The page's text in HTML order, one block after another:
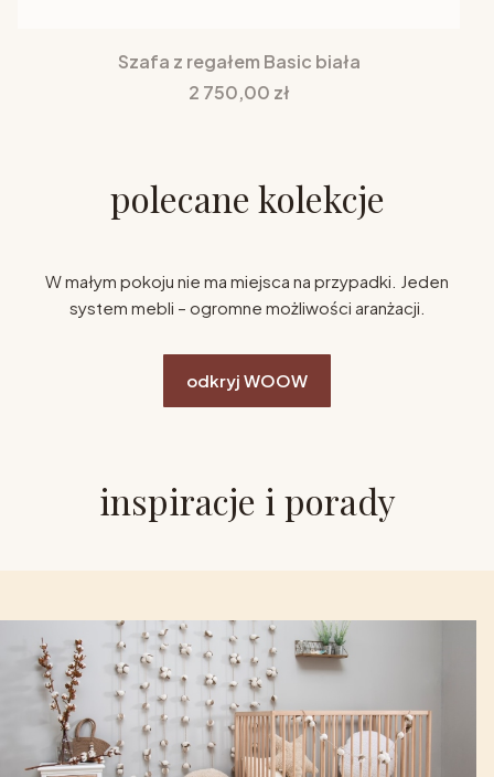
Szafa z regałem Basic biała
Cena
2 750,00 zł
polecane kolekcje
W małym pokoju nie ma miejsca na przypadki. Jeden
system mebli – ogromne możliwości aranżacji.
odkryj WOOW
inspiracje i porady